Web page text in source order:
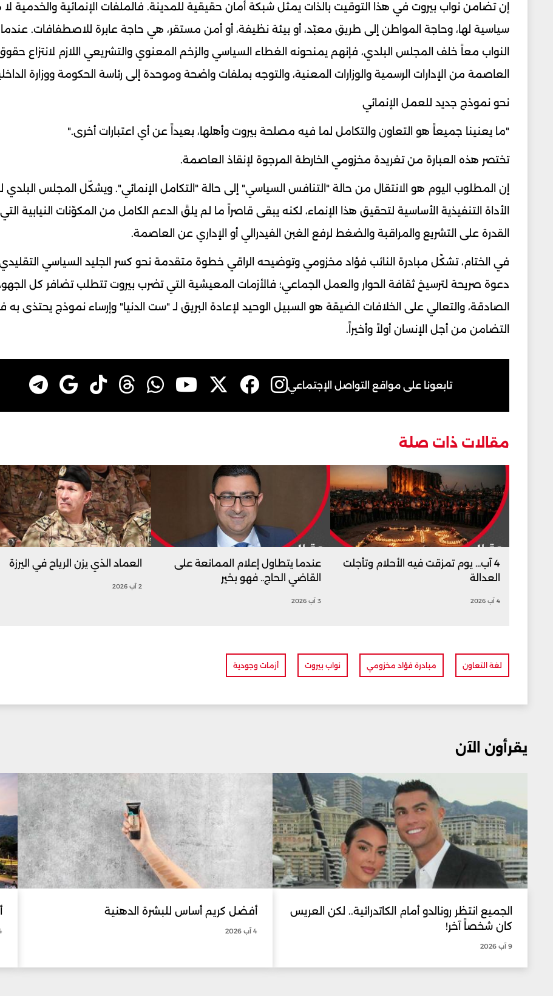
إن تضامن نواب بيروت في هذا التوقيت بالذات يمثّل شبكة أمان حقيقية للمدينة. فالملفات الإنمائية والخدمية
سياسية لها، وحاجة المواطن إلى طريق معبّد، أو بيئة نظيفة، أو أمن مستقر، هي حاجة عابرة للاصطفافات.
النواب معاً خلف المجلس البلدي، فإنهم يمنحونه الغطاء السياسي والزخم المعنوي والتشريعي اللازم لانتزاع
العاصمة من الإدارات الرسمية والوزارات المعنية، والتوجه بملفات واضحة وموحدة إلى رئاسة الحكومة ووزارة
نحو نموذج جديد للعمل الإنمائي
"ما يعنينا جميعاً هو التعاون والتكامل لما فيه مصلحة بيروت وأهلها، بعيداً عن أي اعتبارات أخرى."
تختصر هذه العبارة من تغريدة مخزومي الخارطة المرجوة لإنقاذ العاصمة.
إن المطلوب اليوم هو الانتقال من حالة "التنافس السياسي" إلى حالة "التكامل الإنمائي". ويشكّل المجلس البلدي
الأداة التنفيذية الأساسية لتحقيق هذا الإنماء، لكنه يبقى قاصراً ما لم يلقَ الدعم الكامل من المكوّنات النيابية
القدرة على التشريع والمراقبة والضغط لرفع الغبن الفيدرالي أو الإداري عن العاصمة.
في الختام، تشكّل مبادرة النائب فؤاد مخزومي وتوضيحه الراقي خطوة متقدمة نحو كسر الجليد السياسي التقليدي.
دعوة صريحة لترسيخ ثقافة الحوار والعمل الجماعي؛ فالأزمات المعيشية التي تضرب بيروت تتطلب تضافر كل
الصادقة، والتعالي على الخلافات الضيقة هو السبيل الوحيد لإعادة البريق لـ "ست الدنيا" وإرساء نموذج يحتذى به
التضامن من أجل الإنسان أولاً وأخيراً.
تابعونا على مواقع التواصل الإجتماعي
مقالات ذات صلة
4 آب... يوم تمزقت فيه الأحلام وتأجلت
العدالة
4 آب 2026
عندما يتطاول إعلام الممانعة على
القاضي الحاج.. فهو بخير
3 آب 2026
العماد الذي يزن الرياح في اليرزة
2 آب 2026
لغة التعاون مبادرة فؤاد مخزومي نواب بيروت أزمات وجودية
يقرأون الآن
الجميع انتظر رونالدو أمام الكاتدرائية.. لكن العريس
كان شخصاً آخر!
9 آب 2026
أفضل كريم أساس للبشرة الدهنية
4 آب 2026 4